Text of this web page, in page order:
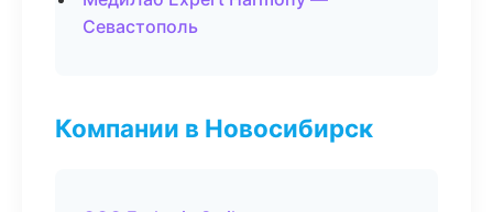
Севастополь
Компании в Новосибирск